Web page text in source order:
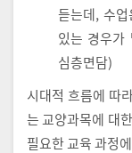
듣는데, 수
있는 경우가
심층면담)
시대적 흐름에 따
는 교양과목에 대
필요한 교육 과정